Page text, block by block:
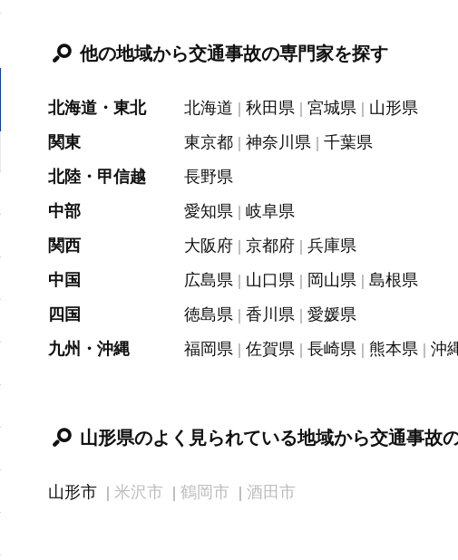
他の地域から交通事故の専門家を探す
北海道・東北 北海道 秋田県 宮城県
山形県
関東
東京都 神奈川県
千葉県
北陸・甲信越
長野県
中部
愛知県
岐阜県
関西
大阪府 京都府
兵庫県
中国
広島県 山口県 岡山県
島根県
四国
徳島県 香川県
愛媛県
九州・沖縄
福岡県 佐賀県 長崎県 熊本県 沖
山形県のよく見られている地域から交通事故
山形市 米沢市 鶴岡市 酒田市